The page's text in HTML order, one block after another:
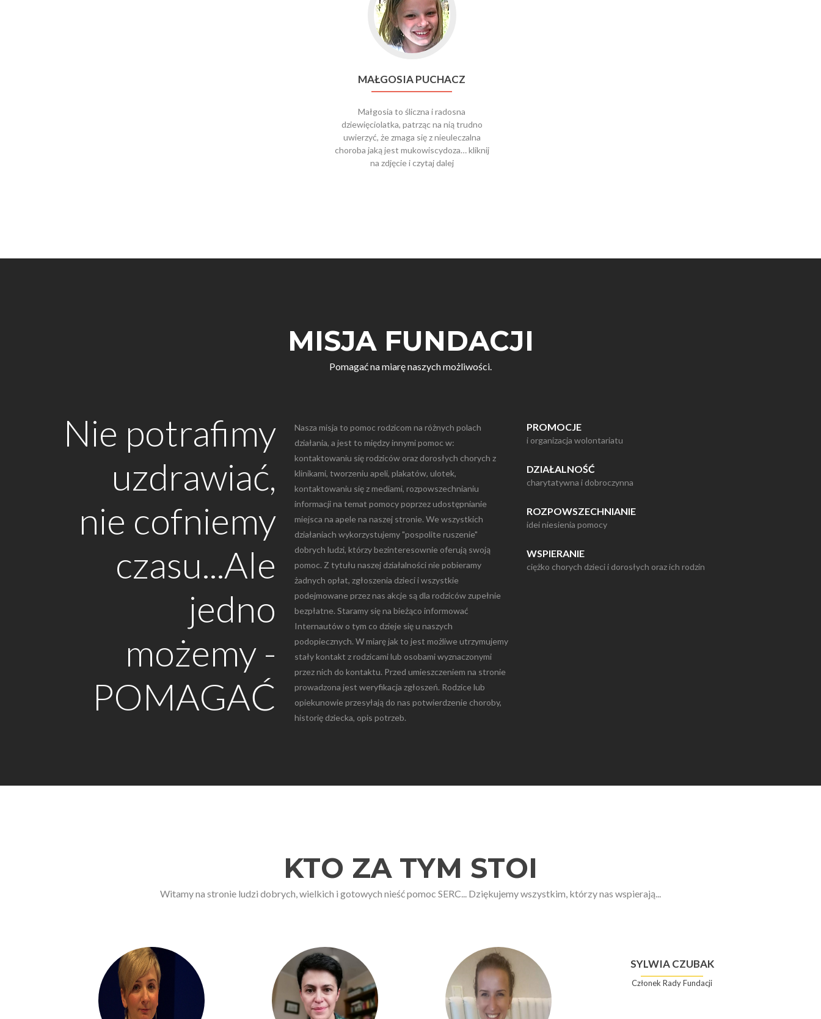
MAŁGOSIA PUCHACZ
Małgosia to śliczna i radosna
dziewięciolatka, patrząc na nią trudno
uwierzyć, że zmaga się z nieuleczalna
choroba jaką jest mukowiscydoza… kliknij
na zdjęcie i czytaj dalej
MISJA FUNDACJI
Pomagać na miarę naszych możliwości.
Nie potrafimy
uzdrawiać,
nie cofniemy
czasu...Ale
jedno
możemy -
POMAGAĆ
Nasza misja to pomoc rodzicom na różnych polach
działania, a jest to między innymi pomoc w:
kontaktowaniu się rodziców oraz dorosłych chorych z
klinikami, tworzeniu apeli, plakatów, ulotek,
kontaktowaniu się z mediami, rozpowszechnianiu
informacji na temat pomocy poprzez udostępnianie
miejsca na apele na naszej stronie. We wszystkich
działaniach wykorzystujemy "pospolite ruszenie"
dobrych ludzi, którzy bezinteresownie oferują swoją
pomoc. Z tytułu naszej działalności nie pobieramy
żadnych opłat, zgłoszenia dzieci i wszystkie
podejmowane przez nas akcje są dla rodziców zupełnie
bezpłatne. Staramy się na bieżąco informować
Internautów o tym co dzieje się u naszych
podopiecznych. W miarę jak to jest możliwe utrzymujemy
stały kontakt z rodzicami lub osobami wyznaczonymi
przez nich do kontaktu. Przed umieszczeniem na stronie
prowadzona jest weryfikacja zgłoszeń. Rodzice lub
opiekunowie przesyłają do nas potwierdzenie choroby,
historię dziecka, opis potrzeb.
PROMOCJE
i organizacja wolontariatu
DZIAŁALNOŚĆ
charytatywna i dobroczynna
ROZPOWSZECHNIANIE
idei niesienia pomocy
WSPIERANIE
ciężko chorych dzieci i dorosłych oraz ich rodzin
KTO ZA TYM STOI
Witamy na stronie ludzi dobrych, wielkich i gotowych nieść pomoc SERC... Dziękujemy wszystkim, którzy nas wspierają...
SYLWIA CZUBAK
Członek Rady Fundacji